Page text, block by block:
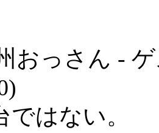
おっさん -
はない。